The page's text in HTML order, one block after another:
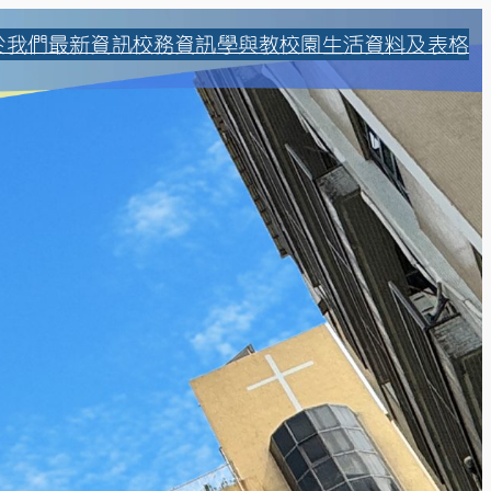
我們最新資訊校務資訊學與教校園生活資料及表格